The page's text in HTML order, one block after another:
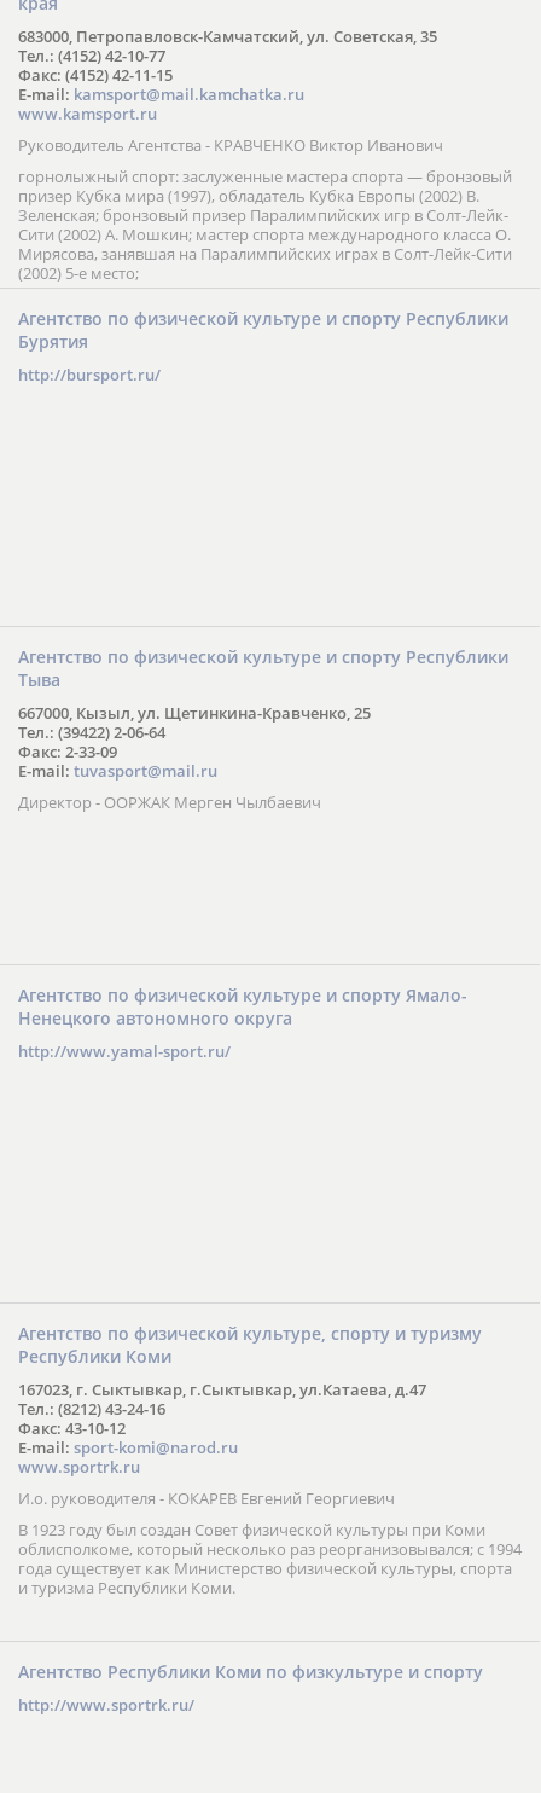
683000, Петропавловск-Камчатский, ул. Советская, 35
Тел.: (4152) 42-10-77
Факс: (4152) 42-11-15
E-mail: kamsport@mail.kamchatka.ru
www.kamsport.ru
Руководитель Агентства - КРАВЧЕНКО Виктор Иванович
горнолыжный спорт: заслуженные мастера спорта — бронзовый
призер Кубка мира (1997), обладатель Кубка Европы (2002) В.
Зеленская; бронзовый призер Паралимпийских игр в Солт-Лейк-
Сити (2002) А. Мошкин; мастер спорта международного класса О.
Мирясова, занявшая на Паралимпийских играх в Солт-Лейк-Сити
(2002) 5-е место;
Агентство по физической культуре и спорту Республики
Бурятия
http://bursport.ru/
Агентство по физической культуре и спорту Республики
Тыва
667000, Кызыл, ул. Щетинкина-Кравченко, 25
Тел.: (39422) 2-06-64
Факс: 2-33-09
E-mail: tuvasport@mail.ru
Директор - ООРЖАК Мерген Чылбаевич
Агентство по физической культуре и спорту Ямало-
Ненецкого автономного округа
http://www.yamal-sport.ru/
Агентство по физической культуре, спорту и туризму
Республики Коми
167023, г. Сыктывкар, г.Сыктывкар, ул.Катаева, д.47
Тел.: (8212) 43-24-16
Факс: 43-10-12
E-mail: sport-komi@narod.ru
www.sportrk.ru
И.о. руководителя - КОКАРЕВ Евгений Георгиевич
В 1923 году был создан Совет физической культуры при Коми
облисполкоме, который несколько раз реорганизовывался; с 1994
года существует как Министерство физической культуры, спорта
и туризма Республики Коми.
Агентство Республики Коми по физкультуре и спорту
http://www.sportrk.ru/